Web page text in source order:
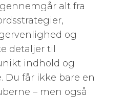
alt fra
og
detaljer til
indhold og
Du får ikke bare en
– men også